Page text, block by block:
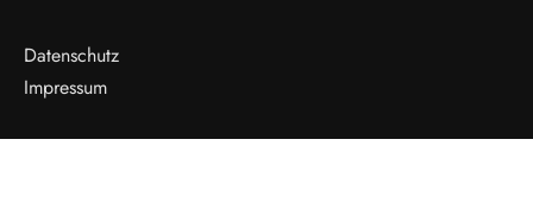
Datenschutz
Impressum